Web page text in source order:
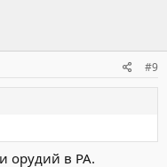
#9
орудий в РА.